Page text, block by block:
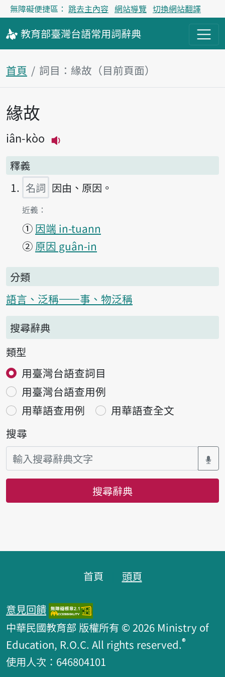
無障礙便捷區： 跳去主內容 網站導覽 切換網站翻譯
教育部臺灣台語常用詞辭典
首頁 詞目：緣故（目前頁面）
主內容區塊
緣故
iân-kòo
釋義
名詞 因由、原因。
第1項釋義的
近義：
① 因端 in-tuann
② 原因 guân-in
分類
語言、泛稱——事、物泛稱
搜尋辭典
類型
用臺灣台語查詞目
用臺灣台語查用例
用華語查用例
用華語查全文
搜尋
搜尋辭典
首頁 頭頁
意見回饋
中華民國教育部 版權所有 © 2026 Ministry of
Education, R.O.C. All rights reserved.®
使用人次：646804101